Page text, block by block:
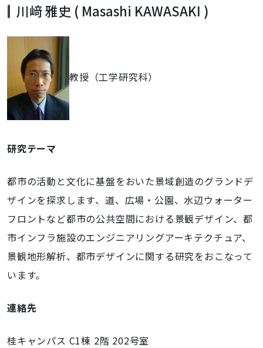
川﨑 雅史 ( Masashi KAWASAKI )
教授（工学研究科）
研究テーマ
都市の活動と文化に基盤をおいた景域創造のグランドデ
ザインを探求します、道、広場・公園、水辺ウォーター
フロントなど都市の公共空間における景観デザイン、都
市インフラ施設のエンジニアリングアーキテクチュア、
景観地形解析、都市デザインに関する研究をおこなって
います。
連絡先
桂キャンパス C1棟 2階 202号室